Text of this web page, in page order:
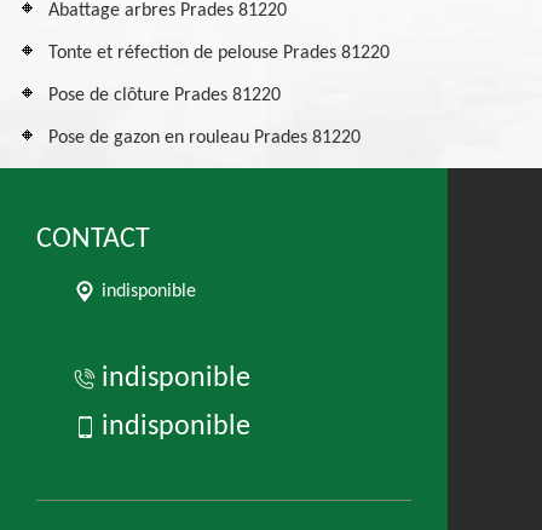
Abattage arbres Prades 81220
Tonte et réfection de pelouse Prades 81220
Pose de clôture Prades 81220
Pose de gazon en rouleau Prades 81220
CONTACT
indisponible
indisponible
indisponible